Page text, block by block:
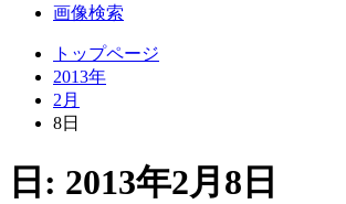
画像検索
トップページ
2013年
2月
8日
日: 2013年2月8日